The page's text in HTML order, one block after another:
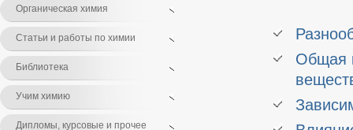
Органическая химия
Статьи и работы по химии
Библиотека
Учим химию
Дипломы, курсовые и прочее
Общая